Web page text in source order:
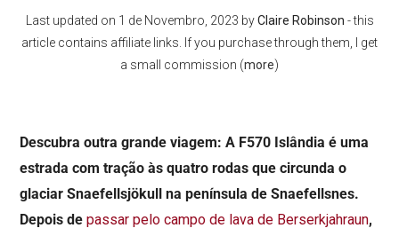
Last updated on 1 de Novembro, 2023 byClaire Robinson - this
article contains affiliate links. If you purchase through them, I get
a small commission (more)
Descubra outra grande viagem: A F570 Islândia é uma
estrada com tração às quatro rodas que circunda o
glaciar Snaefellsjökull na península de Snaefellsnes.
Depois depassar pelo campo de lava de Berserkjahraun,